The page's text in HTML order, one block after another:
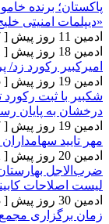
خاموش تنش‌های
خلیج فارس»
[ 17 بازدید ]
[ 31 بازدید ]
زد/ پرداخت سود
[ 35 بازدید ]
رساند
[ 37 بازدید ]
سهامداران پای
[ 62 بازدید ]
به
کابینه قرار
[ 73 بازدید ]
مجمع عمومی